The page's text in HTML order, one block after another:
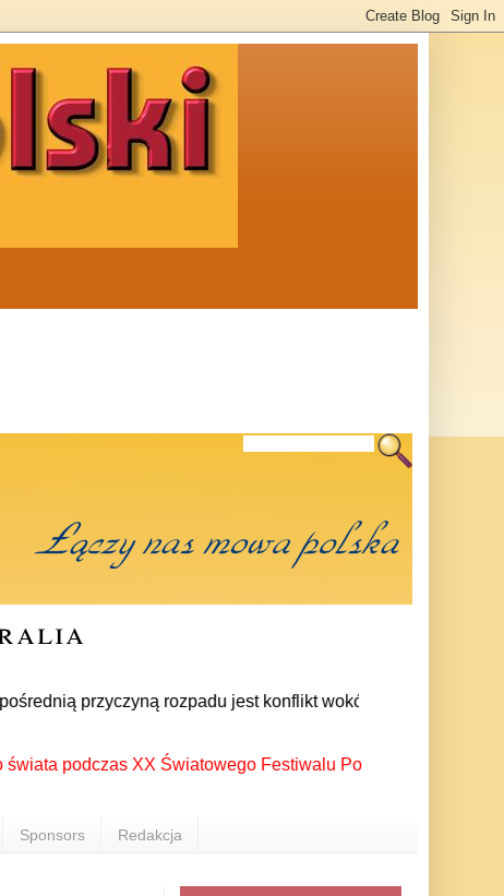
przyczyną rozpadu jest konflikt wokół
podczas XX Światowego Festiwalu Polonijnych
Sponsors Redakcja